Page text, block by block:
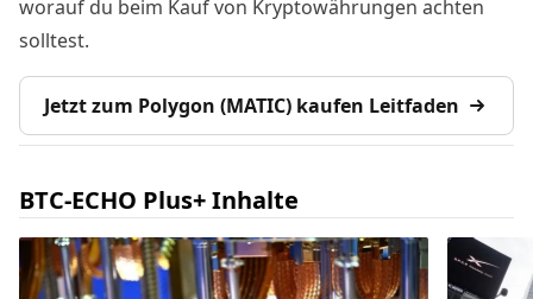
worauf du beim Kauf von Kryptowährungen achten
solltest.
Jetzt zum Polygon (MATIC) kaufen Leitfaden
BTC-ECHO Plus+ Inhalte